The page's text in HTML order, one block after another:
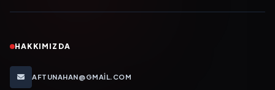
HAKKIMIZDA
AFTUNAHAN@GMAIL.COM